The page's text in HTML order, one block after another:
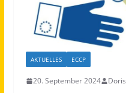
AKTUELLES ECCP
20. September 2024 Doris